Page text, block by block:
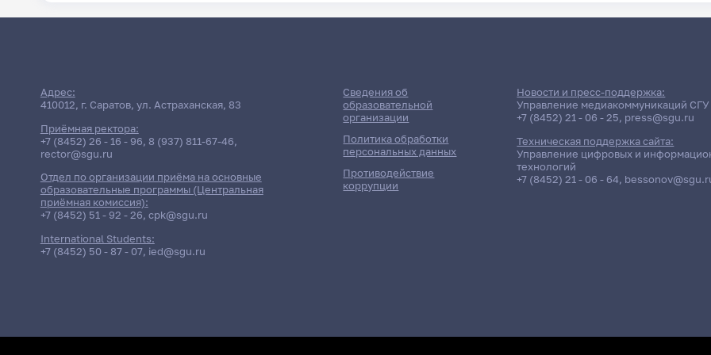
Адрес:
410012, г. Саратов, ул. Астраханская, 83
Приёмная ректора:
+7 (8452) 26 - 16 - 96, 8 (937) 811-67-46,
rector@sgu.ru
Отдел по организации приёма на основные
образовательные программы (Центральная
приёмная комиссия):
+7 (8452) 51 - 92 - 26, cpk@sgu.ru
International Students:
+7 (8452) 50 - 87 - 07, ied@sgu.ru
Сведения об
образовательной
организации
Политика обработки
персональных данных
Противодействие
коррупции
Новости и пресс-поддержка:
Управление медиакоммуникаций СГУ
+7 (8452) 21 - 06 - 25, press@sgu.ru
Техническая поддержка сайта:
Управление цифровых и
технологий
+7 (8452) 21 - 06 - 64,